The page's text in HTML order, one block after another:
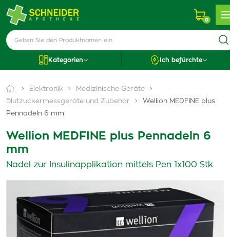
0
Kategorien Ich befürchte
Elektronik
Medizinische Geräte
Blutzuckermessgeräte und Zubehör
Wellion MEDFINE plus
Pennadeln 6 mm
Wellion MEDFINE plus Pennadeln 6
mm
Nadel zur Insulinapplikation mittels Pen 1x100 Stk